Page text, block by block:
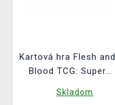
Kartová hra Flesh and
Blood TCG: Super
Skladom